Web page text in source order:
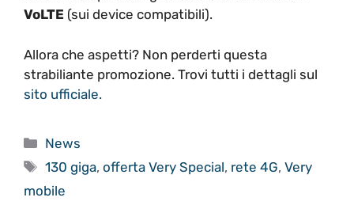
VoLTE (sui device compatibili).
Allora che aspetti? Non perderti questa
strabiliante promozione. Trovi tutti i dettagli sul
sito ufficiale.
Categorie
News
Tag
130 giga,offerta Very Special, rete 4G,Very
mobile